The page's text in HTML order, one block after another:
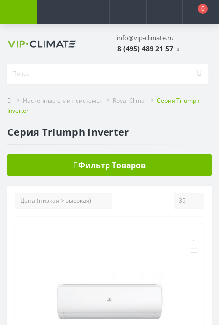
0
info@vip-climate.ru
8 (495) 489 21 57
Настенные сплит-системы Royal Clima
Серия Triumph
Inverter
Серия Triumph Inverter
Фильтр Товаров